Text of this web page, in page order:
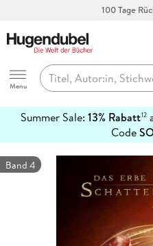
100 Tage
Hugendubel
Menu
Summer Sale: 13% Rabatt12
Code
erfahren
Band 4